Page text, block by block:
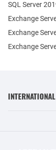
Exchange
Exchange
SQL Server
Exchange
INTERNATIONAL